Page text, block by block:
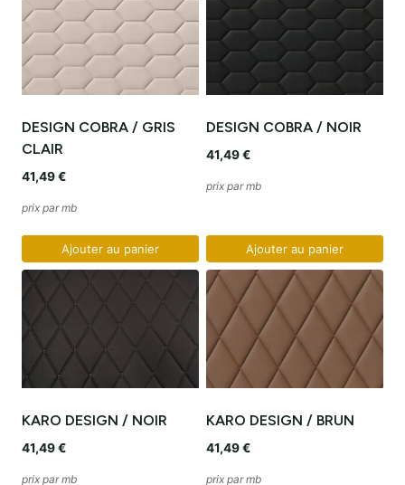
DESIGN COBRA / GRIS
CLAIR
41,49€
prix par mb
Ajouter au panier
DESIGN COBRA / NOIR
41,49€
prix par mb
Ajouter au panier
KARO DESIGN / NOIR
41,49€
prix par mb
KARO DESIGN / BRUN
41,49€
prix par mb